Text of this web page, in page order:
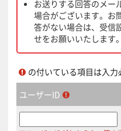
お送りする回答のメー
場合がございます。お
答がない場合は、受信
せをお願いいたします。
の付いている項目は入力
ユーザーID